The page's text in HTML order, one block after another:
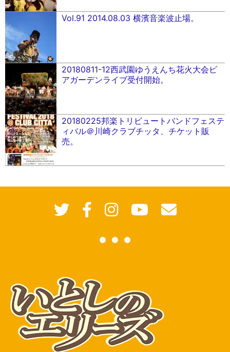
Vol.91 2014.08.03 横濱音楽波止場。
20180811-12西武園ゆうえんち花火大会ビ
アガーデンライブ受付開始。
20180225邦楽トリビュートバンドフェステ
ィバル＠川崎クラブチッタ、チケット販
売。